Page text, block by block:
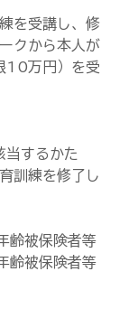
を受講し、修
クから本人が
10万円）を受
するかた
訓練を修了し
齢被保険者等
齢被保険者等